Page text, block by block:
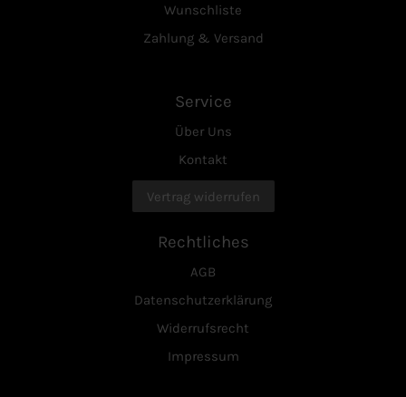
Wunschliste
Zahlung & Versand
Service
Über Uns
Kontakt
Vertrag widerrufen
Rechtliches
AGB
Datenschutzerklärung
Widerrufsrecht
Impressum